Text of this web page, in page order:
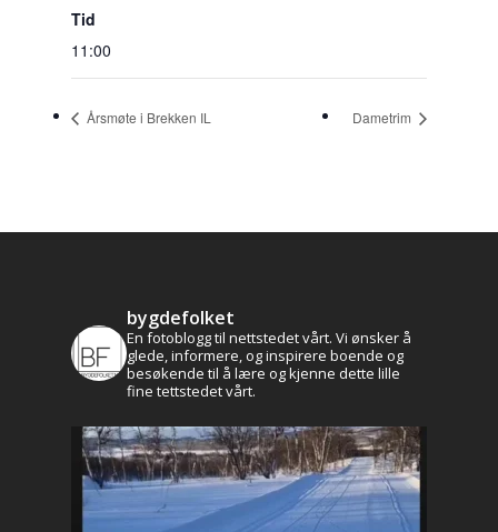
Tid
11:00
Årsmøte i Brekken IL Dametrim
bygdefolket
En fotoblogg til nettstedet vårt. Vi ønsker å
glede, informere, og inspirere boende og
besøkende til å lære og kjenne dette lille
fine tettstedet vårt.